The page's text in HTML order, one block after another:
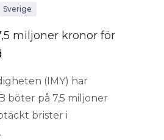
Sverige
miljoner kronor för
(IMY) har
böter på 7,5 miljoner
brister i